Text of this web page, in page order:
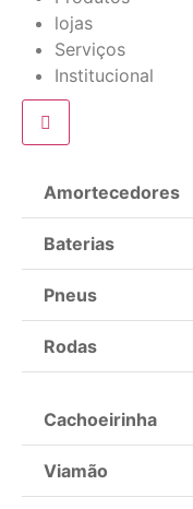
lojas
Serviços
Institucional
Amortecedores
Baterias
Pneus
Rodas
Cachoeirinha
Viamão